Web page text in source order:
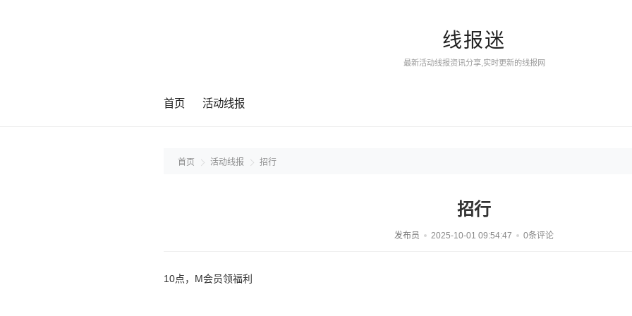
线报迷
最新活动线报资讯分享,实时更新的线报网
首页 活动线报
首页 活动线报 招行
招行
发布员 2025-10-01 09:54:47 0条评论
10点，M会员领福利